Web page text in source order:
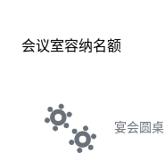
会议室容纳名额
宴会圆桌